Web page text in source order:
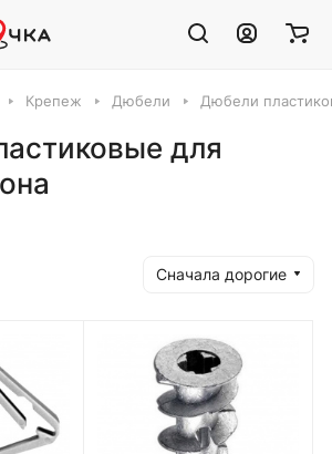
Крепеж Дюбели Дюбели
для
Сначала дорогие